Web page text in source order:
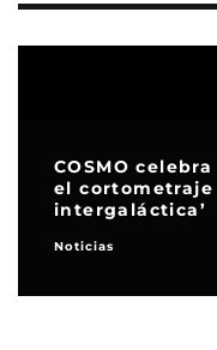
COSMO
el cortometraje
intergaláctica’
Noticias